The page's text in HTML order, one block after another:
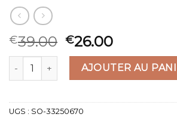
€39.00 €26.00
quantité de sac de marque
AJOUTER AU
UGS : SO-33250670